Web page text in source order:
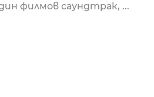
филмов саундтрак, ...